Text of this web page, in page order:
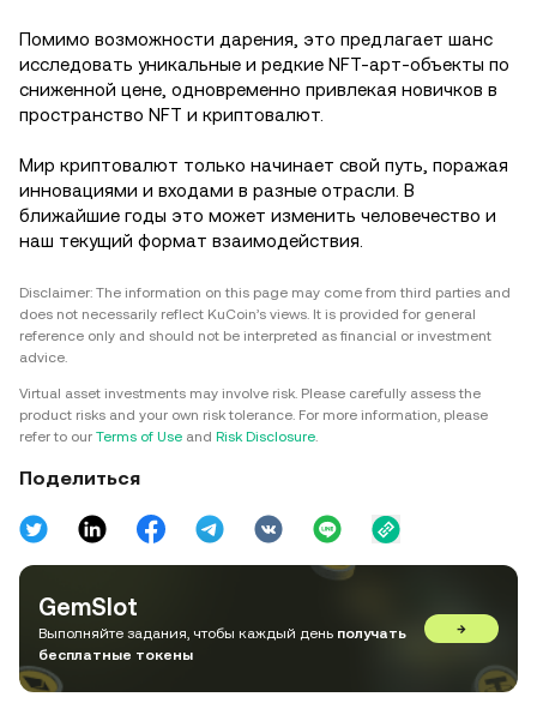
Помимо возможности дарения, это предлагает шанс
исследовать уникальные и редкие NFT-арт-объекты по
сниженной цене, одновременно привлекая новичков в
пространство NFT и криптовалют.
Мир криптовалют только начинает свой путь, поражая
инновациями и входами в разные отрасли. В
ближайшие годы это может изменить человечество и
наш текущий формат взаимодействия.
Disclaimer: The information on this page may come from third parties and
does not necessarily reflect KuCoin’s views. It is provided for general
reference only and should not be interpreted as financial or investment
advice.
Virtual asset investments may involve risk. Please carefully assess the
product risks and your own risk tolerance. For more information, please
refer to our Terms of Use and Risk Disclosure.
Поделиться
GemSlot
Выполняйте задания, чтобы каждый день получать
бесплатные токены
→